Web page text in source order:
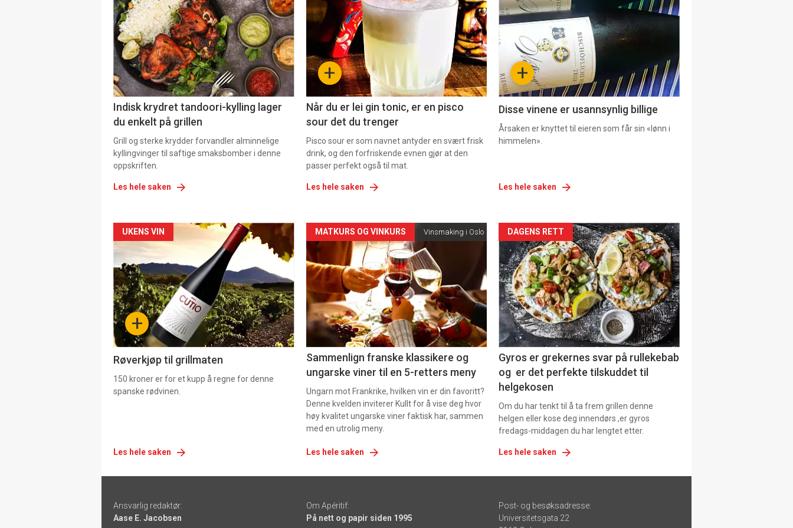
Indisk krydret tandoori-kylling lager
du enkelt på grillen
Grill og sterke krydder forvandler alminnelige
kyllingvinger til saftige smaksbomber i denne
oppskriften.
Les hele saken
akkurat
nå
-
+
Når du er lei gin tonic, er en pisco
sour det du trenger
Pisco sour er som navnet antyder en svært frisk
drink, og den forfriskende evnen gjør at den
passer perfekt også til mat.
Les hele saken
akkurat
nå
3 +
Disse vinene er usannsynlig billige
Årsaken er knyttet til eieren som får sin «lønn i
himmelen».
Les hele saken
Forsiden
akkurat
nå
-
4 +
UKENS VIN
Røverkjøp til grillmaten
150 kroner er for et kupp å regne for denne
spanske rødvinen.
Les hele saken
Forsiden
akkurat
nå
-
5
MATKURS OG VINKURS Vinsmaking i Oslo
Sammenlign franske klassikere og
ungarske viner til en 5-retters meny
Ungarn mot Frankrike, hvilken vin er din favoritt?
Denne kvelden inviterer Kullt for å vise deg hvor
høy kvalitet ungarske viner faktisk har, sammen
med en utrolig meny.
Les hele saken
Forsiden
akkurat
nå
-
6
DAGENS RETT
Gyros er grekernes svar på rullekebab
og er det perfekte tilskuddet til
helgekosen
Om du har tenkt til å ta frem grillen denne
helgen eller kose deg innendørs ,er gyros
fredags-middagen du har lengtet etter.
Les hele saken
-
Ansvarlig redaktør:
Aase E. Jacobsen
Om Apéritif:
På nett og papir siden 1995
Post- og besøksadresse:
Universitetsgata 22